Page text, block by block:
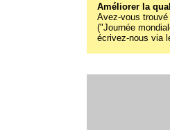
Améliorer la
Avez-vous
("Journée
écrivez-nous via